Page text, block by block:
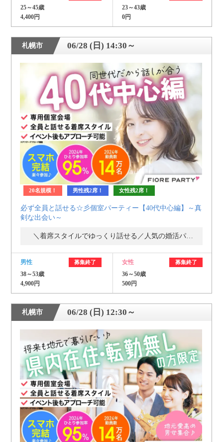
25～45歳
4,400円
23～43歳
0円
札幌市 06/28 (日) 14:30～
20名規模！ 男性残2席！ 女性残2席！
必ず全員と話せる☆彡個室パーティー【40代中心編】～真
剣な出会い～
男性 募集終了
38～53歳
4,900円
女性 募集終了
36～50歳
500円
札幌市 06/28 (日) 12:30～